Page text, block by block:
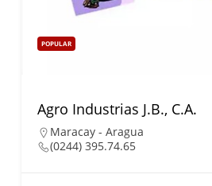
POPULAR
Agro Industrias J.B., C.A.
Maracay - Aragua
(0244) 395.74.65